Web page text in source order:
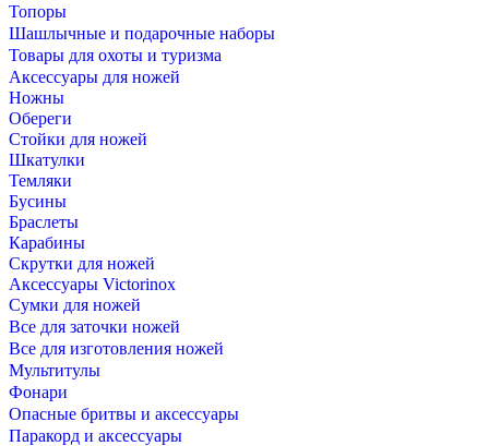
Топоры
Шашлычные и подарочные наборы
Товары для охоты и туризма
Аксессуары для ножей
Ножны
Обереги
Стойки для ножей
Шкатулки
Темляки
Бусины
Браслеты
Карабины
Скрутки для ножей
Аксессуары Victorinox
Сумки для ножей
Все для заточки ножей
Все для изготовления ножей
Мультитулы
Фонари
Опасные бритвы и аксессуары
Паракорд и аксессуары